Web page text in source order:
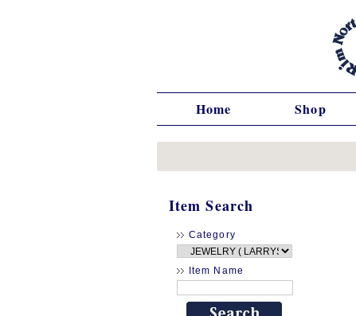
Home Shop
Item Search
Category
Item Name